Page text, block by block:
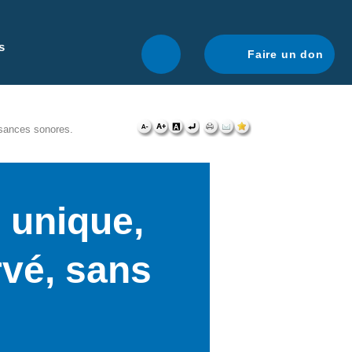
Faire un don
sonores.
unique,
sans